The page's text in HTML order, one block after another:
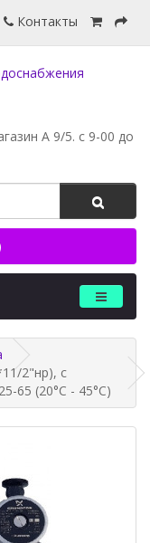
Контакты
А 9/5. с 9-00 до
2"нр), с
65 (20°С - 45°С)